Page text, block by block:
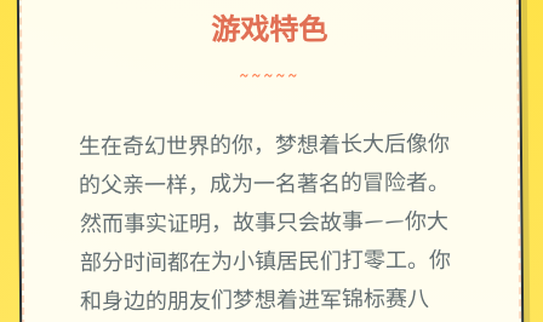
游戏特色
~~~~~
生在奇幻世界的你，梦想着长大后像你
的父亲一样，成为一名著名的冒险者。
然而事实证明，故事只会故事——你大
部分时间都在为小镇居民们打零工。你
和身边的朋友们梦想着进军锦标赛八